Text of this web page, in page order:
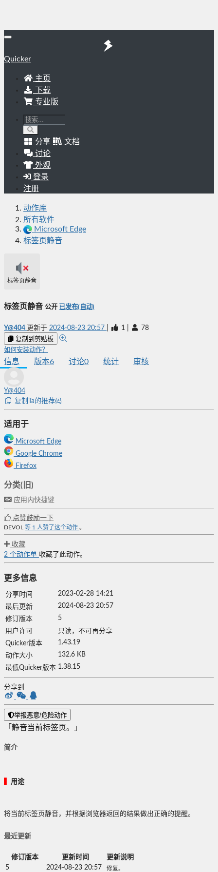
Quicker
主页
下载
专业版
分享
文档
讨论
外观
登录
注册
动作库
所有软件
Microsoft Edge
标签页静音
标签页静音
标签页静音 公开 已发布(自动)
Y@404 更新于 2024-08-23 20:57 1 78
复制到剪贴板
如何安装动作？
信息 版本6 讨论0 统计 审核
Y@404
复制Ta的推荐码
适用于
Microsoft Edge
Google Chrome
Firefox
分类(旧)
应用内快捷键
点赞鼓励一下
DEVOL 等 1 人赞了这个动作 。
收藏
2 个动作单 收藏了此动作。
更多信息
分享时间
2023-02-28 14:21
最后更新
2024-08-23 20:57
修订版本
5
用户许可
只读，不可再分享
Quicker版本
1.43.19
动作大小
132.6 KB
最低Quicker版本 1.38.15
分享到
举报恶意/危险动作
「静音当前标签页。」
简介
用途
将当前标签页静音，并根据浏览器返回的结果做出正确的提醒。
最近更新
修订版本 更新时间
更新说明
5
2024-08-23 20:57 修复。